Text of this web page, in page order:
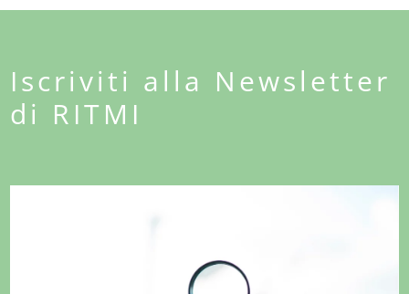
Iscriviti alla Newsletter
di RITMI